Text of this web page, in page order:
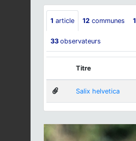
1 article 12 communes 1
33 observateurs
Titre
Salix helvetica